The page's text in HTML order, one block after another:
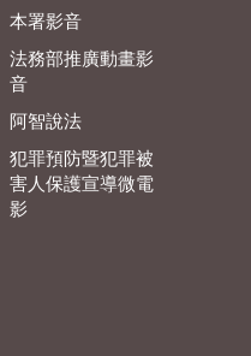
本署影音
法務部推廣動畫影
音
阿智說法
犯罪預防暨犯罪被
害人保護宣導微電
影